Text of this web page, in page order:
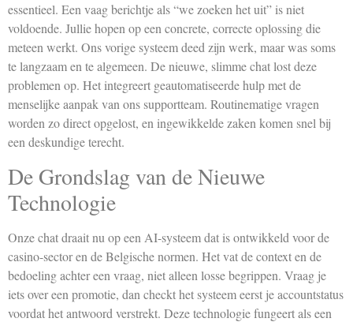
essentieel. Een vaag berichtje als “we zoeken het uit” is niet
voldoende. Jullie hopen op een concrete, correcte oplossing die
meteen werkt. Ons vorige systeem deed zijn werk, maar was soms
te langzaam en te algemeen. De nieuwe, slimme chat lost deze
problemen op. Het integreert geautomatiseerde hulp met de
menselijke aanpak van ons supportteam. Routinematige vragen
worden zo direct opgelost, en ingewikkelde zaken komen snel bij
een deskundige terecht.
De Grondslag van de Nieuwe
Technologie
Onze chat draait nu op een AI-systeem dat is ontwikkeld voor de
casino-sector en de Belgische normen. Het vat de context en de
bedoeling achter een vraag, niet alleen losse begrippen. Vraag je
iets over een promotie, dan checkt het systeem eerst je accountstatus
voordat het antwoord verstrekt. Deze technologie fungeert als een